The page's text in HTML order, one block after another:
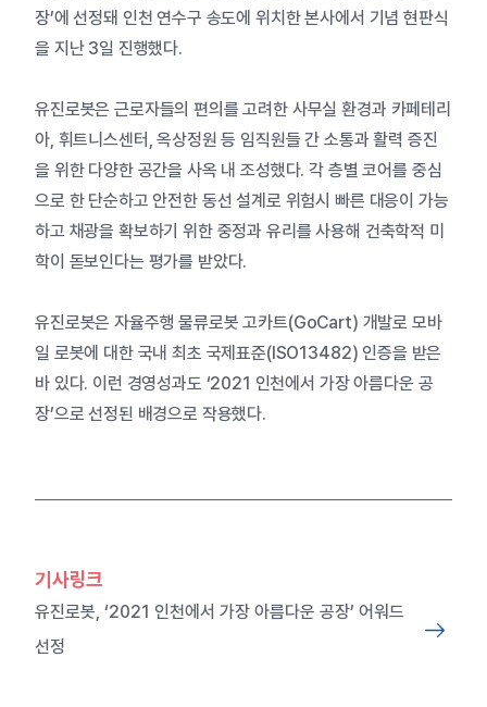
장’에 선정돼 인천 연수구 송도에 위치한 본사에서 기념 현판식
을 지난 3일 진행했다.
유진로봇은 근로자들의 편의를 고려한 사무실 환경과 카페테리
아, 휘트니스센터, 옥상정원 등 임직원들 간 소통과 활력 증진
을 위한 다양한 공간을 사옥 내 조성했다. 각 층별 코어를 중심
으로 한 단순하고 안전한 동선 설계로 위험시 빠른 대응이 가능
하고 채광을 확보하기 위한 중정과 유리를 사용해 건축학적 미
학이 돋보인다는 평가를 받았다.
유진로봇은 자율주행 물류로봇 고카트(GoCart) 개발로 모바
일 로봇에 대한 국내 최초 국제표준(ISO13482) 인증을 받은
바 있다. 이런 경영성과도 ‘2021 인천에서 가장 아름다운 공
장’으로 선정된 배경으로 작용했다.
기사링크
유진로봇, ‘2021 인천에서 가장 아름다운 공장’ 어워드
선정